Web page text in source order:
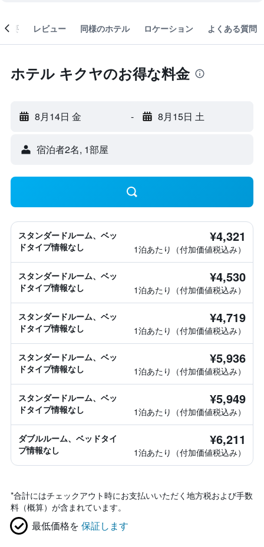
概要 レビュー 同様のホテル ロケーション よくある質問
ホテル キクヤのお得な料金
8月14日 金 - 8月15日 土
宿泊者2名, 1​部屋
スタンダードルーム、ベッ
ドタイプ情報なし
¥4,321
1泊あたり（付加価値税込み）
スタンダードルーム、ベッ
ドタイプ情報なし
¥4,530
1泊あたり（付加価値税込み）
スタンダードルーム、ベッ
ドタイプ情報なし
¥4,719
1泊あたり（付加価値税込み）
スタンダードルーム、ベッ
ドタイプ情報なし
¥5,936
1泊あたり（付加価値税込み）
スタンダードルーム、ベッ
ドタイプ情報なし
¥5,949
1泊あたり（付加価値税込み）
ダブルルーム、ベッドタイ
プ情報なし
¥6,211
1泊あたり（付加価値税込み）
*合計にはチェックアウト時にお支払いいただく地方税および手数
料（概算）が含まれています。
最低価格を 保証します